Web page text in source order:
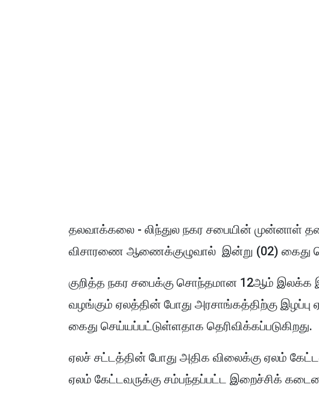
தலவாக்கலை - லிந்துல நகர சபையின்
விசாரணை ஆணைக்குழுவால் இன்று (02) கைது
குறித்த நகர சபைக்கு சொந்தமான 12ஆம்
வழங்கும் ஏலத்தின் போது அரசாங்கத்திற்கு
கைது செய்யப்பட்டுள்ளதாக தெரிவிக்கப்படுகிறது.
ஏலச் சட்டத்தின் போது அதிக விலைக்கு ஏலம்
ஏலம் கேட்டவருக்கு சம்பந்தப்பட்ட இறைச்சிக்